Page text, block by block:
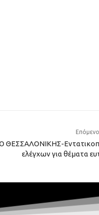
ελέγχων για θέματα